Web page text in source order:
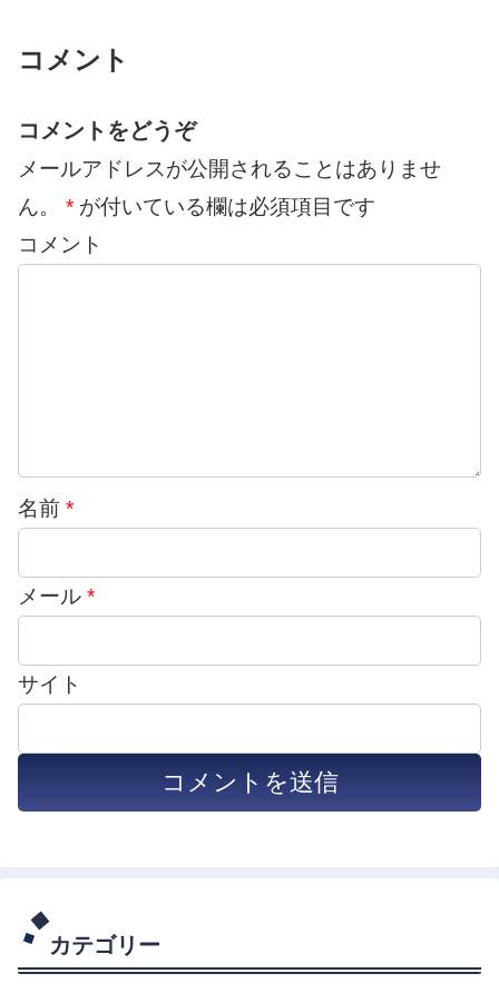
コメント
コメントをどうぞ
メールアドレスが公開されることはありませ
ん。
* が付いている欄は必須項目です
コメント
名前 *
メール *
サイト
カテゴリー